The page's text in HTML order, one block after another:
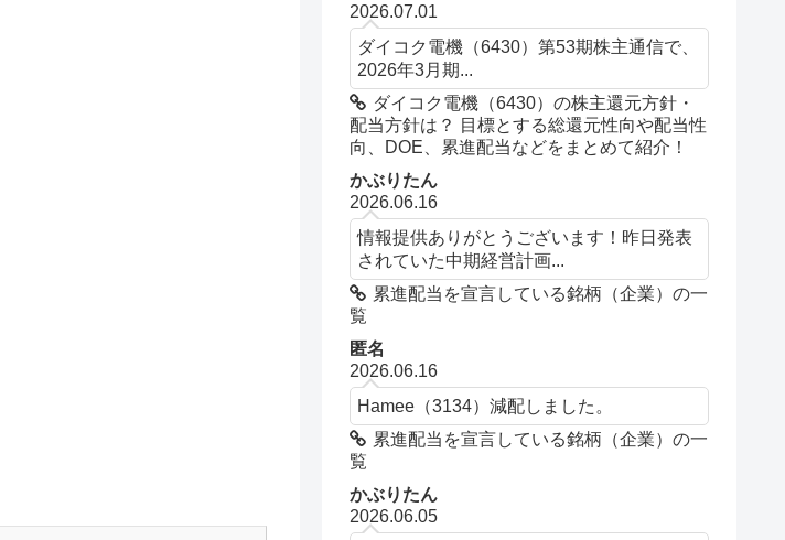
2026.07.01
ダイコク電機（6430）第53期株主通信で、
2026年3月期...
ダイコク電機（6430）の株主還元方針・
配当方針は？ 目標とする総還元性向や配当性
向、DOE、累進配当などをまとめて紹介！
かぶりたん
2026.06.16
情報提供ありがとうございます！昨日発表
されていた中期経営計画...
累進配当を宣言している銘柄（企業）の一
覧
匿名
2026.06.16
Hamee（3134）減配しました。
累進配当を宣言している銘柄（企業）の一
覧
かぶりたん
2026.06.05